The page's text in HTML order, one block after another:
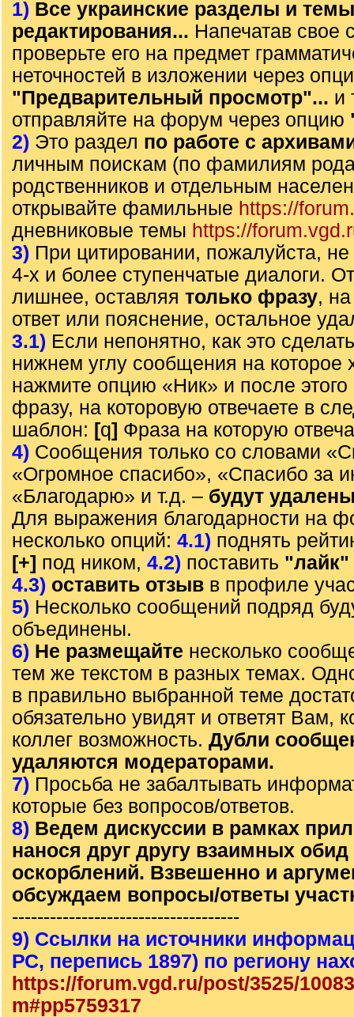
1) Все украинские разделы и
редактирования... Напечатав свое
проверьте его на предмет
неточностей в изложении через
"Предварительный просмотр"... и
отправляйте на форум через опцию
2) Это раздел по работе с
личным поискам (по фамилиям
родственников и отдельным
открывайте фамильные https://
дневниковые темы https://
3) При цитировании, пожалуйста, не
4-х и более ступенчатые диалоги.
лишнее, оставляя только фразу,
ответ или пояснение, остальное
3.1) Если непонятно, как это
нижнем углу сообщения на которое
нажмите опцию «Ник» и после этого
фразу, на которовую отвечаете в
шаблон: [q] Фраза на которую
4) Сообщения только со словами
«Огромное спасибо», «Спасибо за
«Благодарю» и т.д. – будут
Для выражения благодарности на
несколько опций: 4.1) поднять
[+] под ником, 4.2) поставить "лайк"
4.3) оставить отзыв в профиле
5) Несколько сообщений подряд
объединены.
6) Не размещайте несколько
тем же текстом в разных темах.
в правильно выбранной теме
обязательно увидят и ответят Вам,
коллег возможность. Дубли
удаляются модераторами.
7) Просьба не забалтывать
которые без вопросов/ответов.
8) Ведем дискуссии в рамках
нанося друг другу взаимных обид
оскорблений. Взвешенно и
обсуждаем вопросы/ответы
------------------------------------
9) Ссылки на источники
РС, перепись 1897) по региону
https://forum.vgd.ru/post/3525/
m#pp5759317